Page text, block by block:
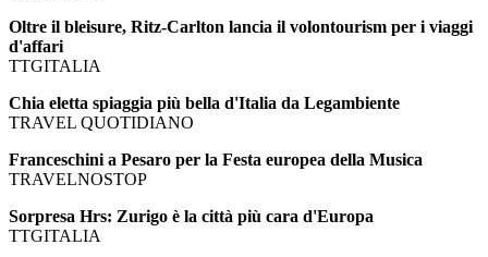
Oltre il bleisure, Ritz-Carlton lancia il volontourism per i viaggi
d'affari
TTGITALIA
Chia eletta spiaggia più bella d'Italia da Legambiente
TRAVEL QUOTIDIANO
Franceschini a Pesaro per la Festa europea della Musica
TRAVELNOSTOP
Sorpresa Hrs: Zurigo è la città più cara d'Europa
TTGITALIA